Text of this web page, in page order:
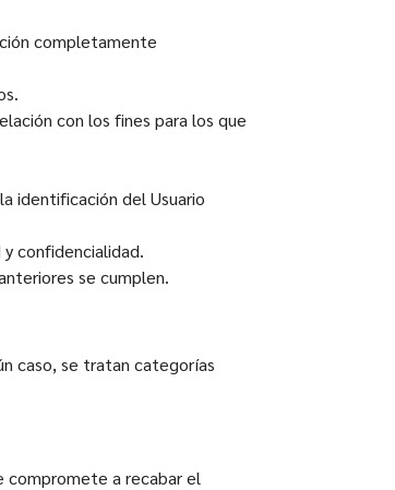
completamente
con los fines para los que
identificación del Usuario
confidencialidad.
se cumplen.
caso, se tratan categorías
compromete a recabar el